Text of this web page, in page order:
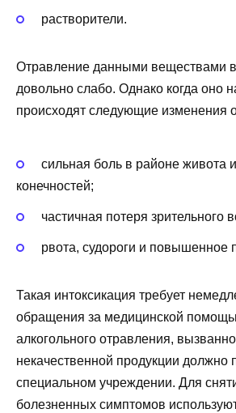
растворители.
Отравление данными веществами
довольно слабо. Однако когда оно
происходят следующие изменения
сильная боль в районе живота
конечностей;
частичная потеря зрительного
рвота, судороги и повышенное
Такая интоксикация требует
обращения за медицинской
алкогольного отравления,
некачественной продукции должно
специальном учреждении. Для
болезненных симптомов